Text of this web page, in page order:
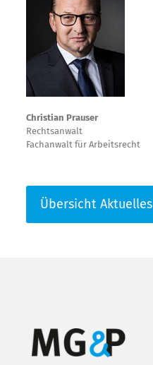
Christian Prauser
Rechtsanwalt
Fachanwalt für Arbeitsrecht
Übersicht Aktuelles